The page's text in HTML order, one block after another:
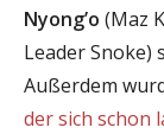
Nyong’o (Maz
Leader Snoke)
Außerdem
der sich schon